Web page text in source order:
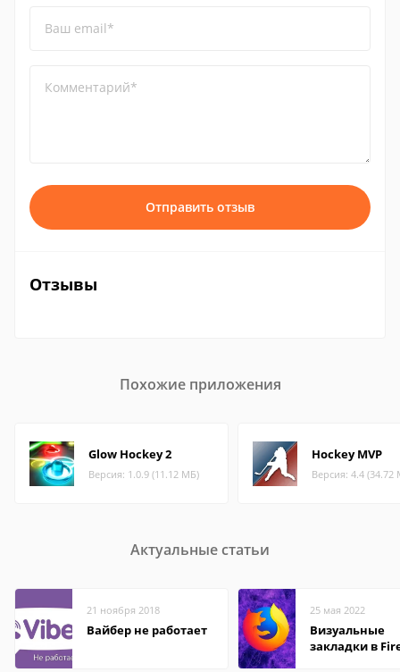
Ваш email*
Комментарий*
Отправить отзыв
Отзывы
Похожие приложения
Glow Hockey 2
Версия: 1.0.9 (11.12 МБ)
Hockey MVP
Версия: 4.4 (34.72
Актуальные статьи
21 ноября 2018
Вайбер не работает
25 мая 2022
Визуальные
закладки в